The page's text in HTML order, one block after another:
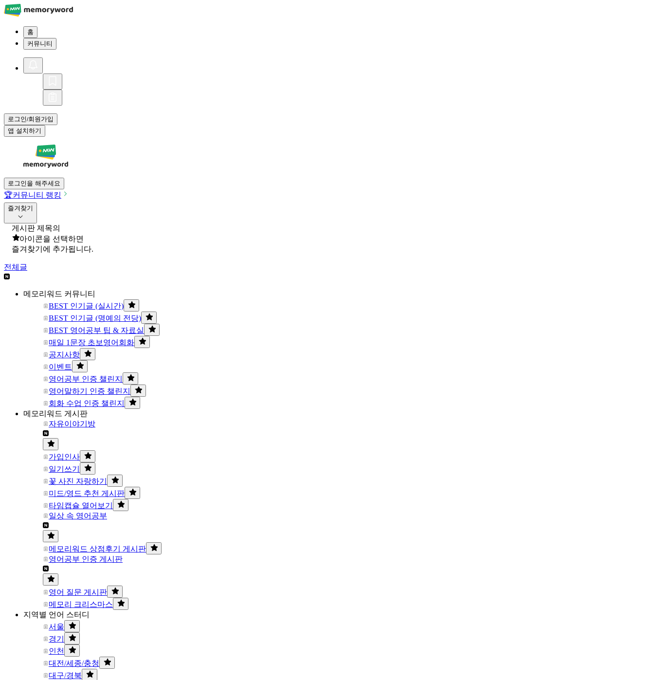
홈
커뮤니티
로그인/회원가입
앱 설치하기
로그인을 해주세요
🏆커뮤니티 랭킹
즐겨찾기
게시판 제목의
아이콘을 선택하면
즐겨찾기에 추가됩니다.
전체글
메모리워드 커뮤니티
BEST 인기글 (실시간)
BEST 인기글 (명예의 전당)
BEST 영어공부 팁 & 자료실
매일 1문장 초보영어회화
공지사항
이벤트
영어공부 인증 챌린지
영어말하기 인증 챌린지
회화 수업 인증 챌린지
메모리워드 게시판
자유이야기방
가입인사
일기쓰기
꽃 사진 자랑하기
미드/영드 추천 게시판
타임캡슐 열어보기
일상 속 영어공부
메모리워드 상점후기 게시판
영어공부 인증 게시판
영어 질문 게시판
메모리 크리스마스
지역별 언어 스터디
서울
경기
인천
대전/세종/충청
대구/경북